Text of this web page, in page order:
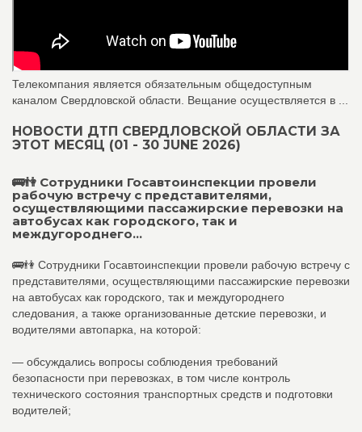
Телекомпания является обязательным общедоступным
каналом Свердловской области. Вещание осуществляется в ...
НОВОСТИ ДТП СВЕРДЛОВСКОЙ ОБЛАСТИ ЗА
ЭТОТ МЕСЯЦ (01 - 30 JUNE 2026)
🚌👫 Сотрудники Госавтоинспекции провели
рабочую встречу с представителями,
осуществляющими пассажирские перевозки на
автобусах как городского, так и
междугороднего...
🚌👫 Сотрудники Госавтоинспекции провели рабочую встречу с
представителями, осуществляющими пассажирские перевозки
на автобусах как городского, так и междугороднего
следования, а также организованные детские перевозки, и
водителями автопарка, на которой:
— обсуждались вопросы соблюдения требований
безопасности при перевозках, в том числе контроль
технического состояния транспортных средств и подготовки
водителей;